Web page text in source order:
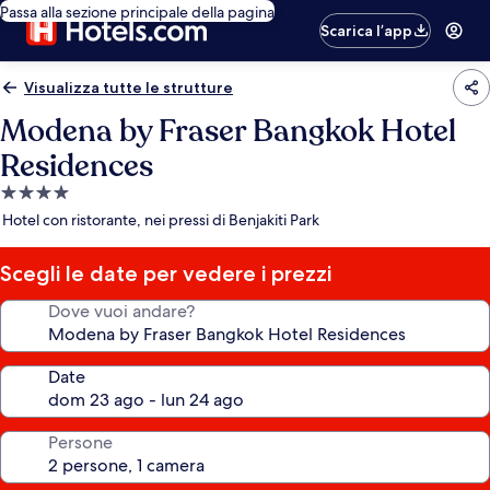
Passa alla sezione principale della pagina
Scarica l’app
Visualizza tutte le strutture
Modena by Fraser Bangkok Hotel
Residences
Struttura
a
stelle
Hotel con ristorante, nei pressi di Benjakiti Park
Scegli le date per vedere i prezzi
Dove vuoi andare?
Date
Persone